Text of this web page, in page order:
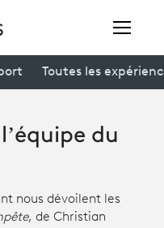
Toutes les
du
nous dévoilent les
, de Christian